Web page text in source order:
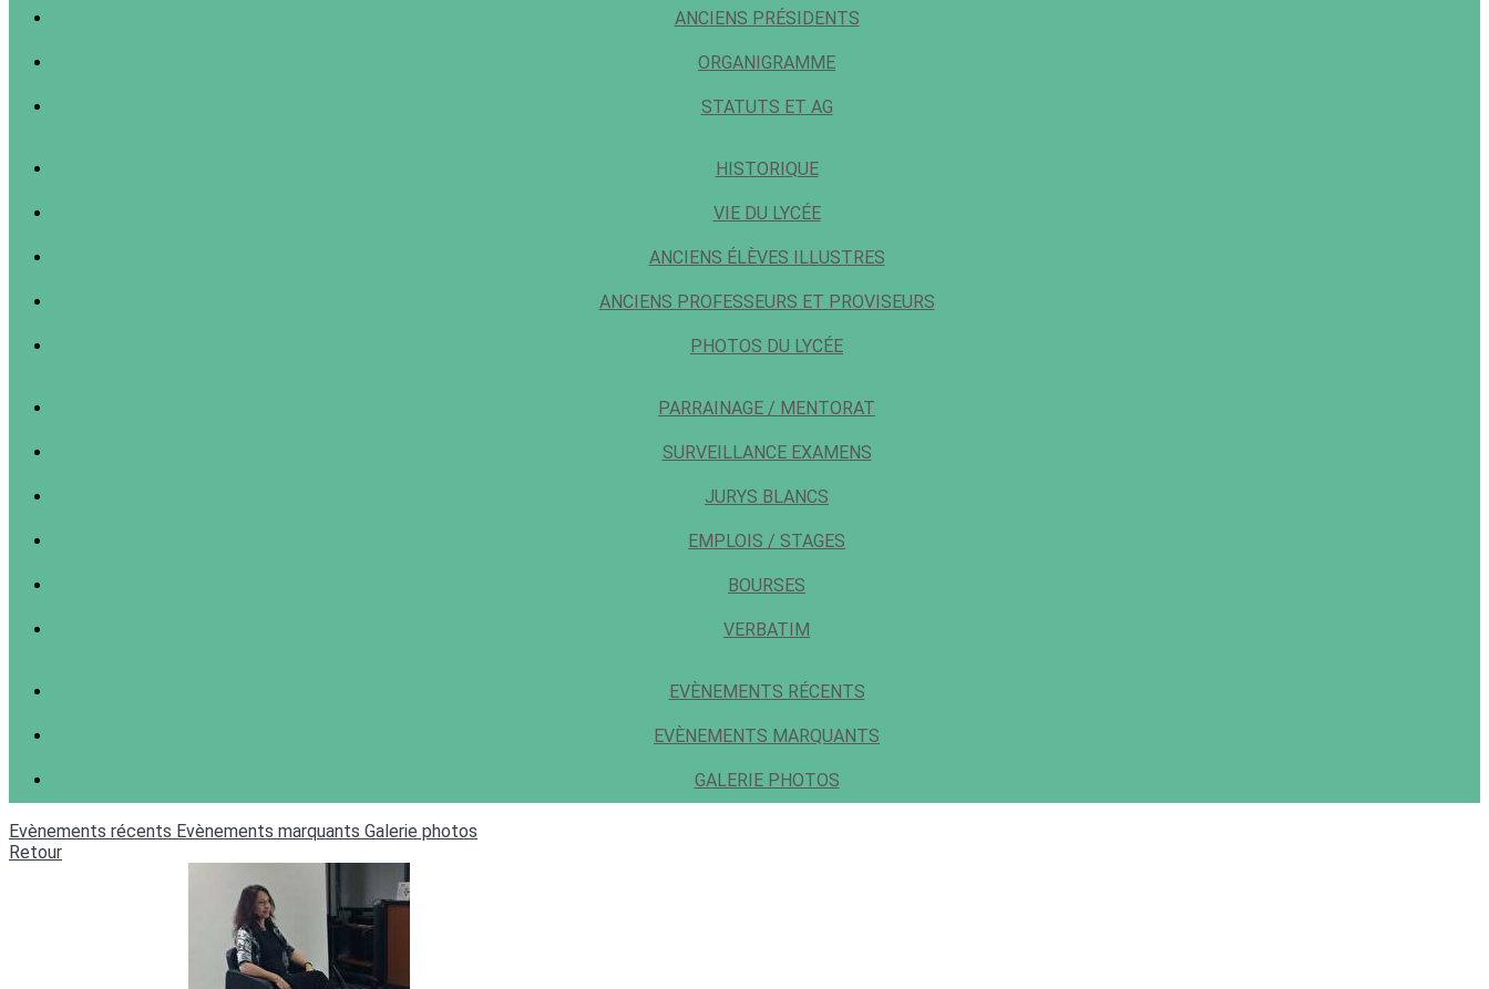
ANCIENS PRÉSIDENTS
ORGANIGRAMME
STATUTS ET AG
HISTORIQUE
VIE DU LYCÉE
ANCIENS ÉLÈVES ILLUSTRES
ANCIENS PROFESSEURS ET PROVISEURS
PHOTOS DU LYCÉE
PARRAINAGE / MENTORAT
SURVEILLANCE EXAMENS
JURYS BLANCS
EMPLOIS / STAGES
BOURSES
VERBATIM
EVÈNEMENTS RÉCENTS
EVÈNEMENTS MARQUANTS
GALERIE PHOTOS
Evènements récents Evènements marquants Galerie photos
Retour